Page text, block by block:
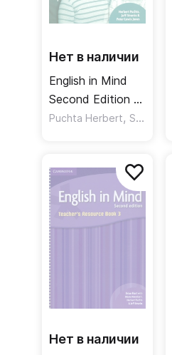
Нет в наличии
English in Mind
Second Edition 4
Workbook
Puchta Herbert, Stranks Jeff
Нет в наличии